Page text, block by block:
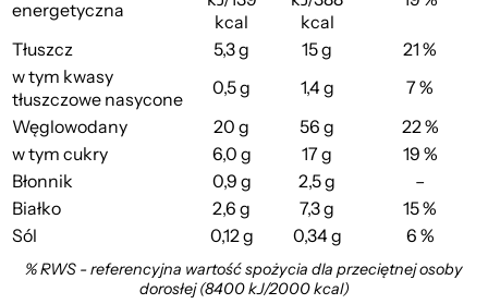
energetyczna
kcal
kcal
Tłuszcz 5,3 g 15 g
21 %
w tym kwasy
tłuszczowe nasycone
0,5 g 1,4 g
7 %
Węglowodany
20 g 56 g
22 %
w tym cukry
6,0 g 17 g
19 %
Błonnik
0,9 g 2,5 g
–
Białko
2,6 g 7,3 g
15 %
Sól
0,12 g 0,34 g 6 %
% RWS - referencyjna wartość spożycia dla przeciętnej osoby
dorosłej (8400 kJ/2000 kcal)